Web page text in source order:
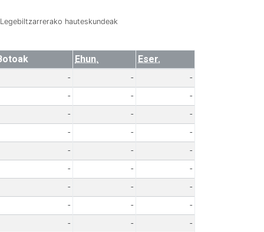
hauteskundeak
Ehun.
Eser.
- -
-
- -
-
- -
-
- -
-
- -
-
- -
-
- -
-
- -
-
- -
-